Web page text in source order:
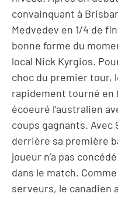
convainquant à
Medvedev en 1/4 de
bonne forme du
local Nick Kyrgios.
choc du premier tour,
rapidement tourné en
écoeuré l’australien
coups gagnants.
derrière sa première
joueur n’a pas
dans le match.
serveurs, le canadien